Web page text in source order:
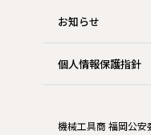
お知らせ
個人情報保護指針
機械工具商 福岡公